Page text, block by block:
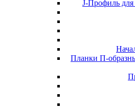
J-Профиль для
Планки П-